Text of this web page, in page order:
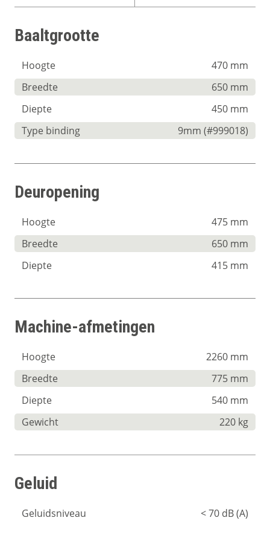
Baaltgrootte
Hoogte
470 mm
Breedte
650 mm
Diepte
450 mm
Type binding
9mm (#999018)
Deuropening
Hoogte
475 mm
Breedte
650 mm
Diepte
415 mm
Machine-afmetingen
Hoogte
2260 mm
Breedte
775 mm
Diepte
540 mm
Gewicht
220 kg
Geluid
Geluidsniveau < 70 dB (A)